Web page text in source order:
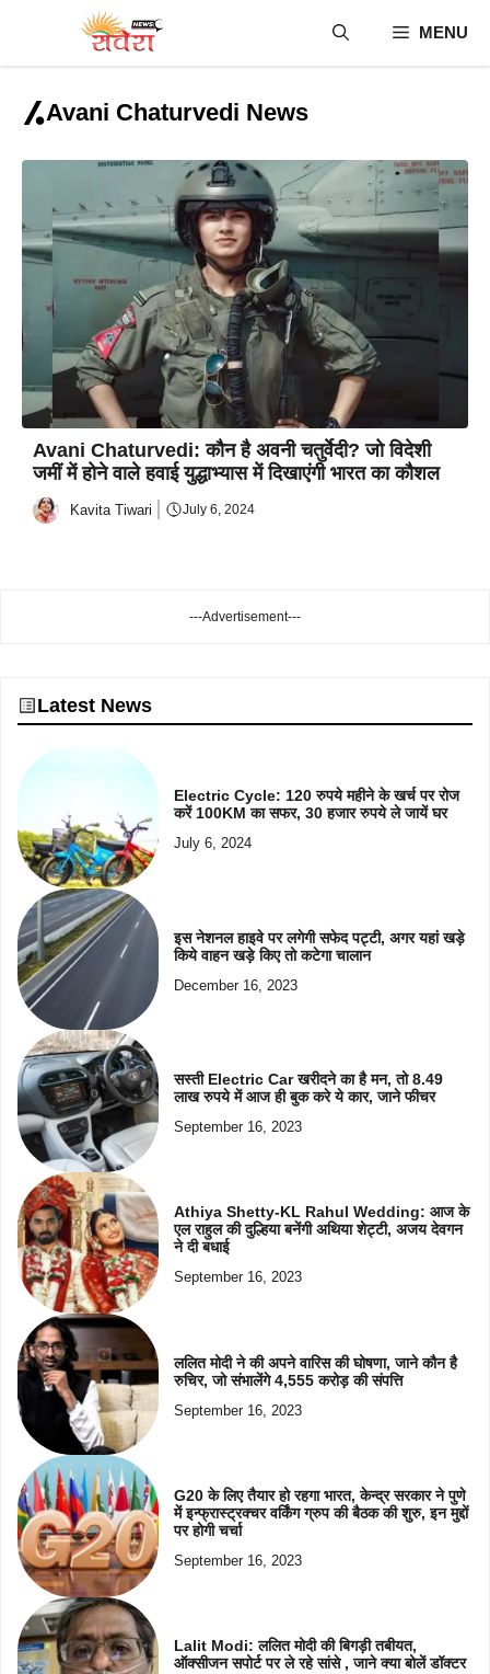
content
MENU
Avani Chaturvedi News
Avani Chaturvedi: कौन है अवनी चतुर्वेदी? जो विदेशी
जमीं में होने वाले हवाई युद्धाभ्यास में दिखाएंगी भारत का कौशल
Kavita Tiwari July 6, 2024
---Advertisement---
Latest News
Electric Cycle: 120 रुपये महीने के खर्च पर रोज
करें 100KM का सफर, 30 हजार रुपये ले जायें घर
July 6, 2024
इस नेशनल हाइवे पर लगेगी सफेद पट्टी, अगर यहां खड़े
किये वाहन खड़े किए तो कटेगा चालान
December 16, 2023
सस्ती Electric Car खरीदने का है मन, तो 8.49
लाख रुपये में आज ही बुक करे ये कार, जाने फीचर
September 16, 2023
Athiya Shetty-KL Rahul Wedding: आज के
एल राहुल की दुल्हिया बनेंगी अथिया शेट्टी, अजय देवगन
ने दी बधाई
September 16, 2023
ललित मोदी ने की अपने वारिस की घोषणा, जाने कौन है
रुचिर, जो संभालेंगे 4,555 करोड़ की संपत्ति
September 16, 2023
G20 के लिए तैयार हो रहगा भारत, केन्द्र सरकार ने पुणे
में इन्फ्रास्ट्रक्चर वर्किंग ग्रुप की बैठक की शुरु, इन मुद्दों
पर होगी चर्चा
September 16, 2023
Lalit Modi: ललित मोदी की बिगड़ी तबीयत,
ऑक्सीजन सपोर्ट पर ले रहे सांसे , जाने क्या बोलें डॉक्टर